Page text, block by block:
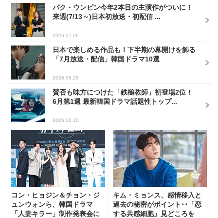
パク・ウンビン今年2本目の主演作がついに！
来週(7/13～)日本初放送・初配信 ...
2026.07.06
日本で楽しめる作品も！下半期の幕開けを飾る
「7月放送・配信」韓国ドラマ10選
2026.06.26
賛否も味方につけた「鉄槌教師」初登場2位！
6月第1週 最新韓国ドラマ話題性トップ...
2026.06.10
コン・ヒョジン＆チョン・ジ
ュンウォンら、韓国ドラマ
「人妻キラー」制作発表会に
キム・ミョンス、感情移入と
過去の秘密がポイント･･「恋
する共感細胞」見どころを